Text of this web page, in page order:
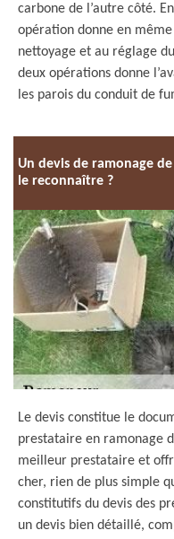
carbone de l’autre côté.
opération donne en
nettoyage et au réglage
deux opérations donne
les parois du conduit de
Un devis de ramonage
le reconnaître ?
Le devis constitue le
prestataire en ramonage
meilleur prestataire et
cher, rien de plus simple
constitutifs du devis des
un devis bien détaillé,